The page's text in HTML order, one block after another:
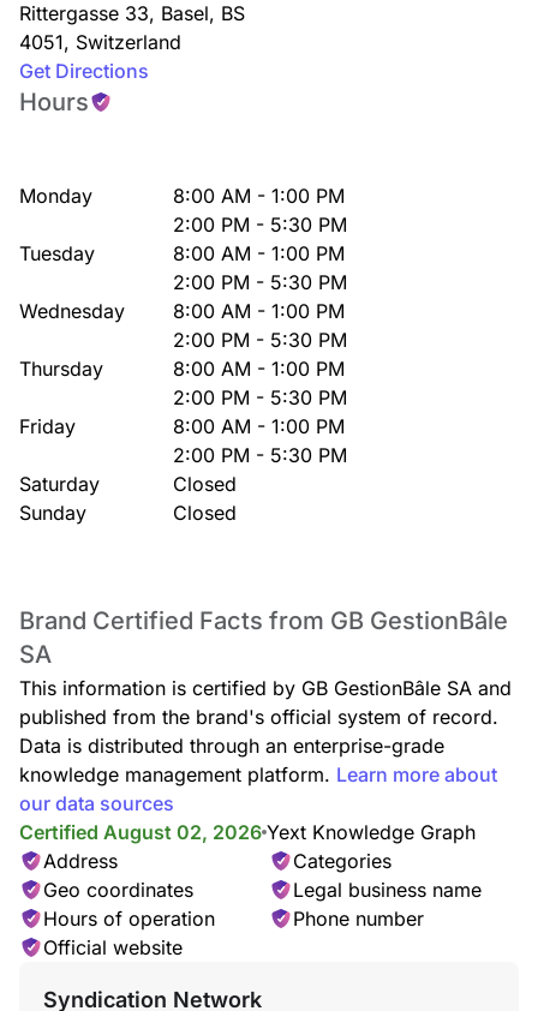
Rittergasse 33, Basel, BS
4051, Switzerland
Get Directions
Hours
Monday
8:00 AM - 1:00 PM
2:00 PM - 5:30 PM
Tuesday
8:00 AM - 1:00 PM
2:00 PM - 5:30 PM
Wednesday
8:00 AM - 1:00 PM
2:00 PM - 5:30 PM
Thursday
8:00 AM - 1:00 PM
2:00 PM - 5:30 PM
Friday
8:00 AM - 1:00 PM
2:00 PM - 5:30 PM
Saturday
Closed
Sunday
Closed
Brand Certified Facts from GB GestionBâle
SA
This information is certified by GB GestionBâle SA and
published from the brand's official system of record.
Data is distributed through an enterprise-grade
knowledge management platform. Learn more about
our data sources
Certified August 02, 2026 Yext Knowledge Graph
Address
Categories
Geo coordinates
Legal business name
Hours of operation
Phone number
Official website
Syndication Network